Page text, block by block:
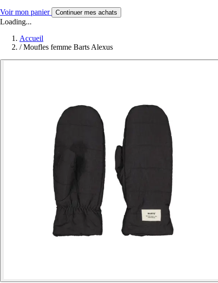
Voir mon panier Continuer mes achats
Loading...
Accueil
/ Moufles femme Barts Alexus